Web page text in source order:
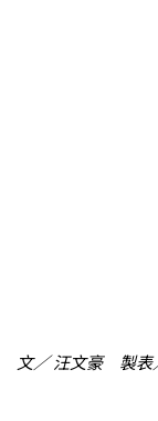
文／ 汪文豪 製